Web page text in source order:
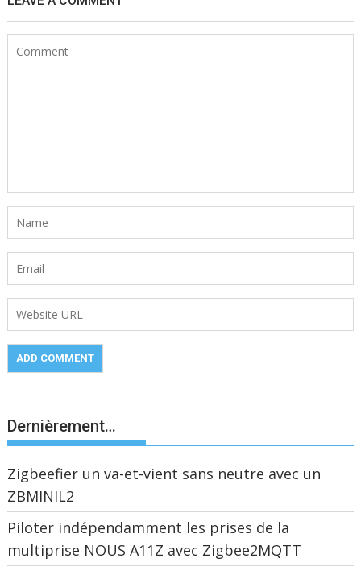
Dernièrement…
Zigbeefier un va-et-vient sans neutre avec un
ZBMINIL2
Piloter indépendamment les prises de la
multiprise NOUS A11Z avec Zigbee2MQTT